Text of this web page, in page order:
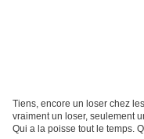
Tiens, encore un loser chez
vraiment un loser, seulement
Qui a la poisse tout le temps.